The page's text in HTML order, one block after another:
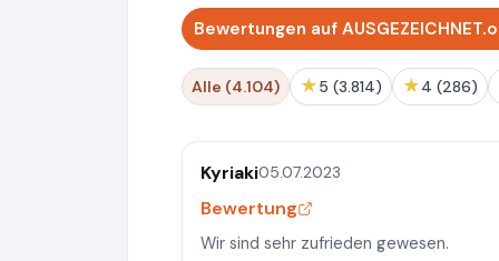
Bewertungen auf
Alle (4.104) ★ 5 (3.814) ★ 4 (286)
Kyriaki05.07.2023
Bewertung
Wir sind sehr zufrieden gewesen.